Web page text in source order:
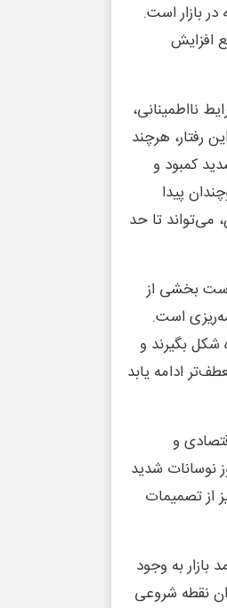
بازار است.
افزایش
نااطمینانی،
رفتار، هرچند
کمبود و
پیدا
می‌تواند تا حد
بخشی از
است.
شکل بگیرند و
ادامه یابد
و
نوسانات شدید
از تصمیمات
به وجود
نقطه شروعی